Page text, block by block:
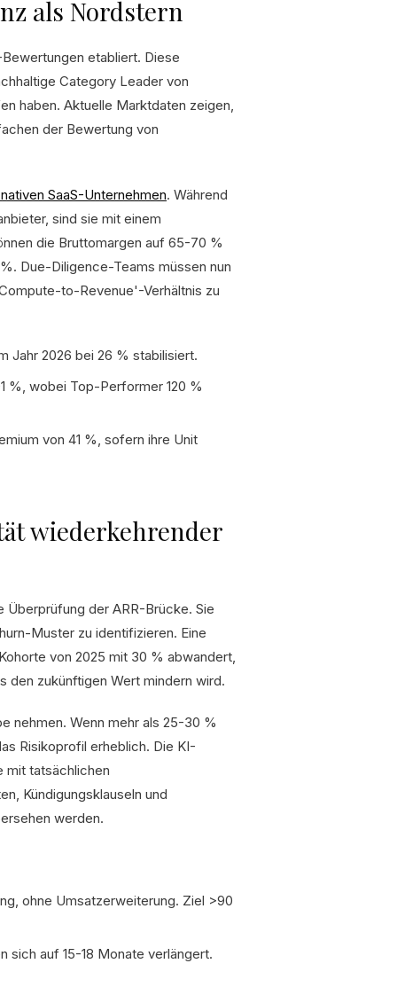
als Nordstern
etabliert. Diese
Category Leader von
haben. Aktuelle Marktdaten zeigen,
der Bewertung von
SaaS-Unternehmen. Während
sind sie mit einem
die Bruttomargen auf 65-70 %
Due-Diligence-Teams müssen nun
to-Revenue'-Verhältnis zu
Jahr 2026 bei 26 % stabilisiert.
%, wobei Top-Performer 120 %
von 41 %, sofern ihre Unit
wiederkehrender
der ARR-Brücke. Sie
Muster zu identifizieren. Eine
von 2025 mit 30 % abwandert,
zukünftigen Wert mindern wird.
nehmen. Wenn mehr als 25-30 %
Risikoprofil erheblich. Die KI-
mit tatsächlichen
Kündigungsklauseln und
werden.
ohne Umsatzerweiterung. Ziel >90
sich auf 15-18 Monate verlängert.